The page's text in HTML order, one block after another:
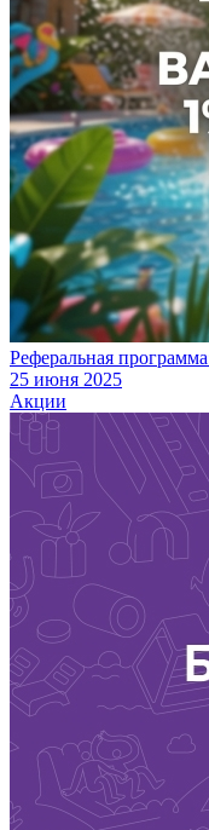
Реферальная
25 июня 2025
Акции